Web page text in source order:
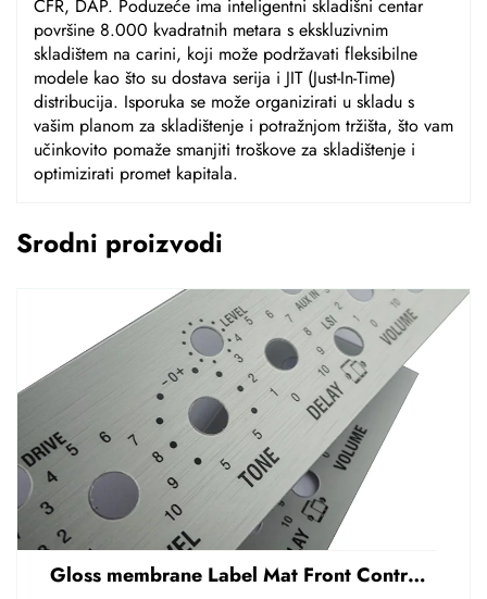
CFR, DAP. Poduzeće ima inteligentni skladišni centar
površine 8.000 kvadratnih metara s ekskluzivnim
skladištem na carini, koji može podržavati fleksibilne
modele kao što su dostava serija i JIT (Just-In-Time)
distribucija. Isporuka se može organizirati u skladu s
vašim planom za skladištenje i potražnjom tržišta, što vam
učinkovito pomaže smanjiti troškove za skladištenje i
optimizirati promet kapitala.
Srodni proizvodi
Gloss membrane Label Mat Front Control Panel Sticker Refuziran polikarbonat Grafički prekriven